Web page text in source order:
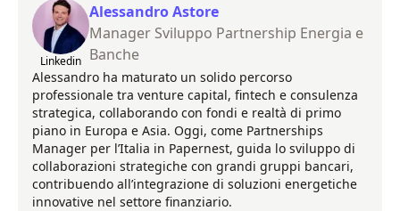
Linkedin
Alessandro Astore
Manager Sviluppo Partnership Energia e
Banche
Alessandro ha maturato un solido percorso
professionale tra venture capital, fintech e consulenza
strategica, collaborando con fondi e realtà di primo
piano in Europa e Asia. Oggi, come Partnerships
Manager per l’Italia in Papernest, guida lo sviluppo di
collaborazioni strategiche con grandi gruppi bancari,
contribuendo all’integrazione di soluzioni energetiche
innovative nel settore finanziario.